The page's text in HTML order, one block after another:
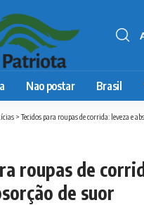
Nao postar Brasil
>Tecidos para roupas de corrida: leveza e
roupas de
de suor